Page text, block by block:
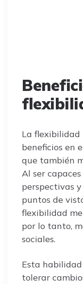
La flexibilidad
beneficios en
que también
Al ser
perspectivas
puntos de
flexibilidad
por lo tanto,
sociales.
Esta
tolerar